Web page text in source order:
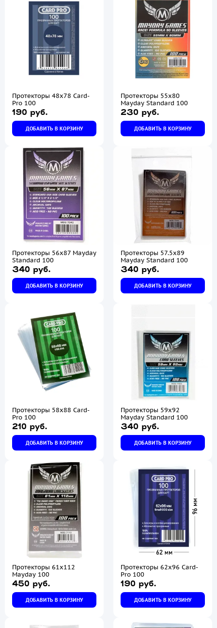
Протекторы 48х78 Card-
Pro 100
190 руб.
ДОБАВИТЬ В КОРЗИНУ
Протекторы 55x80
Mayday Standard 100
230 руб.
ДОБАВИТЬ В КОРЗИНУ
Протекторы 56х87 Mayday
Standard 100
340 руб.
ДОБАВИТЬ В КОРЗИНУ
Протекторы 57.5х89
Mayday Standard 100
340 руб.
ДОБАВИТЬ В КОРЗИНУ
Протекторы 58х88 Card-
Pro 100
210 руб.
ДОБАВИТЬ В КОРЗИНУ
Протекторы 59х92
Mayday Standard 100
340 руб.
ДОБАВИТЬ В КОРЗИНУ
Протекторы 61х112
Mayday 100
450 руб.
ДОБАВИТЬ В КОРЗИНУ
Протекторы 62х96 Card-
Pro 100
190 руб.
ДОБАВИТЬ В КОРЗИНУ